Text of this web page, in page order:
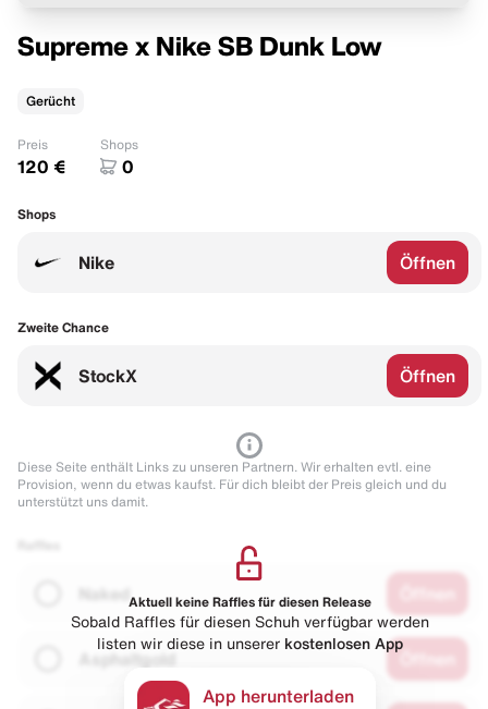
Supreme x Nike SB Dunk Low
Gerücht
Preis
120 €
Shops
0
Shops
Nike Öffnen
Zweite Chance
StockX Öffnen
Diese Seite enthält Links zu unseren Partnern. Wir erhalten evtl. eine
Provision, wenn du etwas kaufst. Für dich bleibt der Preis gleich und du
unterstützt uns damit.
Naked
Asphaltgold
Aktuell keine Raffles für diesen Release
Sobald Raffles für diesen Schuh verfügbar werden
listen wir diese in unserer kostenlosen App
App herunterladen